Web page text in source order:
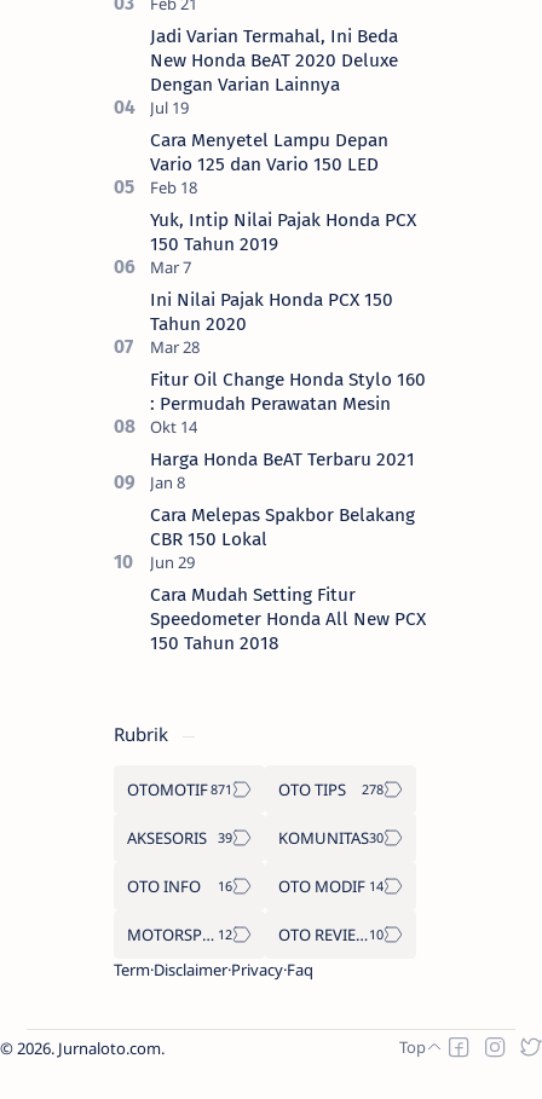
Jadi Varian Termahal, Ini Beda
New Honda BeAT 2020 Deluxe
Dengan Varian Lainnya
Cara Menyetel Lampu Depan
Vario 125 dan Vario 150 LED
Yuk, Intip Nilai Pajak Honda PCX
150 Tahun 2019
Ini Nilai Pajak Honda PCX 150
Tahun 2020
Fitur Oil Change Honda Stylo 160
: Permudah Perawatan Mesin
Harga Honda BeAT Terbaru 2021
Cara Melepas Spakbor Belakang
CBR 150 Lokal
Cara Mudah Setting Fitur
Speedometer Honda All New PCX
150 Tahun 2018
Rubrik
OTOMOTIF OTO TIPS
AKSESORIS KOMUNITAS
OTO INFO OTO MODIF
MOTORSPORT
OTO REVIEW
Term Disclaimer Privacy Faq
2026. Jurnaloto.com.